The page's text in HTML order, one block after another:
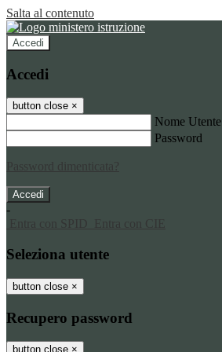
Salta al contenuto
Accedi
Accedi
button close ×
Nome Utente
Password
Password dimenticata?
-
Entra con SPID
Entra con CIE
Seleziona utente
button close ×
Recupero password
button close ×